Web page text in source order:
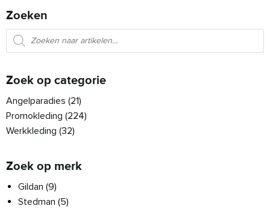
Zoeken
Producten zoeken
Zoek op categorie
Angelparadies (21)
Promokleding (224)
Werkkleding (32)
Zoek op merk
Gildan (9)
Stedman (5)